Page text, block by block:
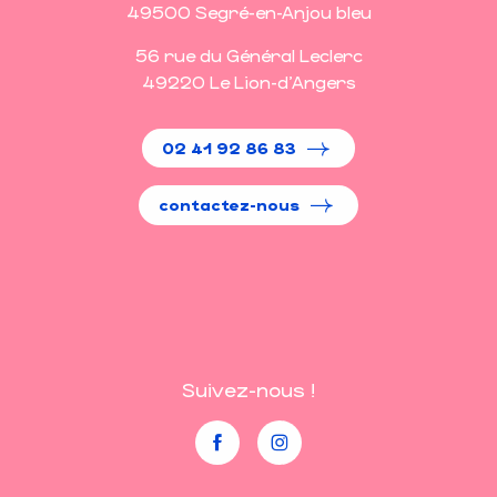
49500 Segré-en-Anjou bleu
56 rue du Général Leclerc
49220 Le Lion-d'Angers
02 41 92 86 83
contactez-nous
Suivez-nous !